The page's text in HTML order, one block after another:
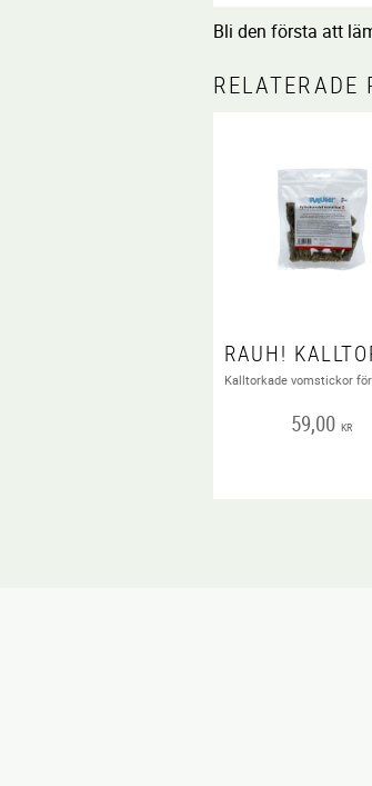
Bli den första att
RELATERADE
59,00 KR